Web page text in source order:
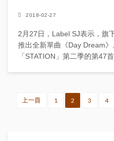
2018-02-27
2月27日，Label SJ表示，旗
推出全新單曲《Day Dream》。 據悉，《Day Dream
「STATION」第二季的第47
上一頁 1 2 3 4